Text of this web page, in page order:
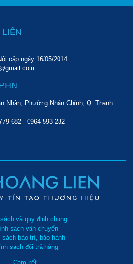
dụng rộng rãi trong phòng làm việc,
ty, doanh nghiệp
bị hệ thống bánh xe linh hoạt, tiện
cần lo lắng về độ ồn máy trong quá
đó việc sử dụng nhựa ABS cùng inox
độ bền bỉ cùng tuổi thọ cực cao.
PS-3500C không quá thấp. Tuy
những sản phẩm từ các thương
cấp ngày 16/05/2014
Nhân, Phường Nhân Chính, Q. Thanh
682 - 0964 593 282
và quy định chung
sách vận chuyển
sách bảo trì, bảo hành
sách đổi trả hàng
Cam kết